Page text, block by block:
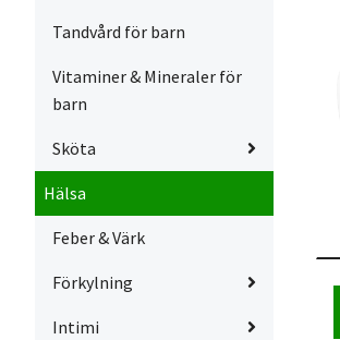
Tandvård för barn
Vitaminer & Mineraler för
barn
Sköta
Hälsa
Feber & Värk
Förkylning
Intimi